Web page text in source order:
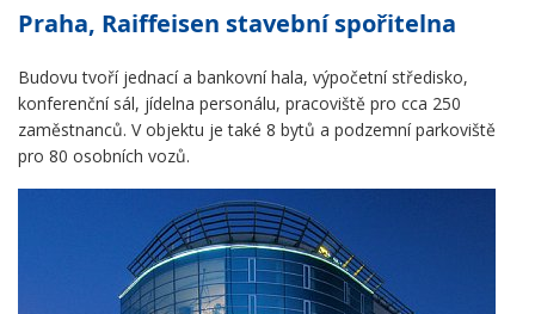
Praha, Raiffeisen stavební spořitelna
Budovu tvoří jednací a bankovní hala, výpočetní středisko,
konferenční sál, jídelna personálu, pracoviště pro cca 250
zaměstnanců. V objektu je také 8 bytů a podzemní parkoviště
pro 80 osobních vozů.